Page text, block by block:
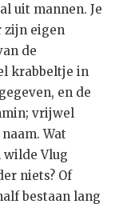
uit mannen. Je
zijn eigen
de
krabbeltje in
en de
vrijwel
Wat
Vlug
niets? Of
bestaan lang